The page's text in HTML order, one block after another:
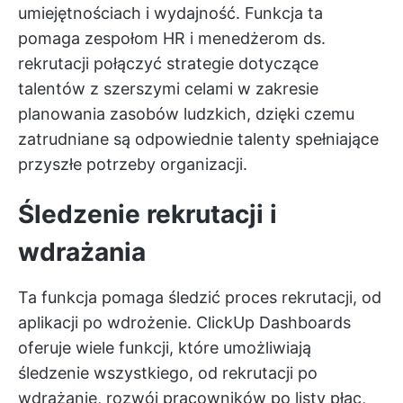
umiejętnościach i wydajność. Funkcja ta
pomaga zespołom HR i menedżerom ds.
rekrutacji połączyć strategie dotyczące
talentów z szerszymi celami w zakresie
planowania zasobów ludzkich, dzięki czemu
zatrudniane są odpowiednie talenty spełniające
przyszłe potrzeby organizacji.
Śledzenie rekrutacji i
wdrażania
Ta funkcja pomaga śledzić proces rekrutacji, od
aplikacji po wdrożenie. ClickUp Dashboards
oferuje wiele funkcji, które umożliwiają
śledzenie wszystkiego, od rekrutacji po
wdrażanie, rozwój pracowników po listy płac,